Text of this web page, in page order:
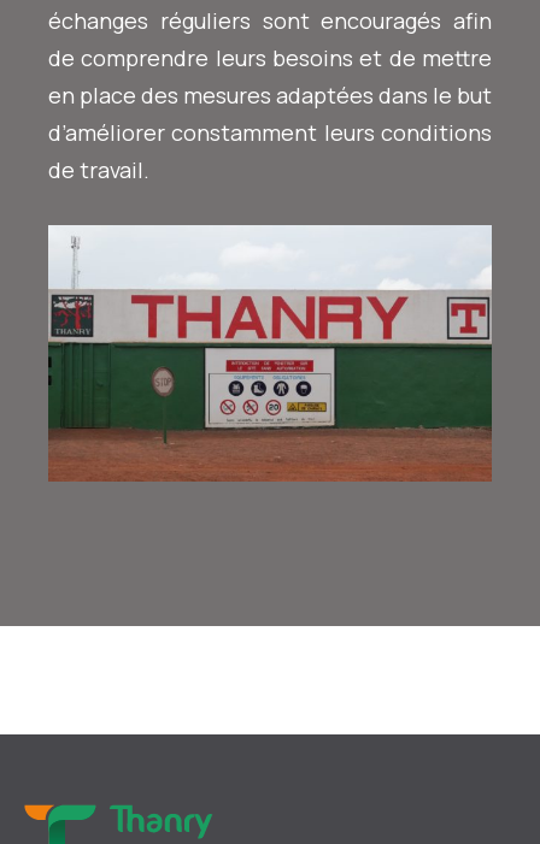
échanges réguliers sont encouragés afin
de comprendre leurs besoins et de mettre
en place des mesures adaptées dans le but
d’améliorer constamment leurs conditions
de travail.